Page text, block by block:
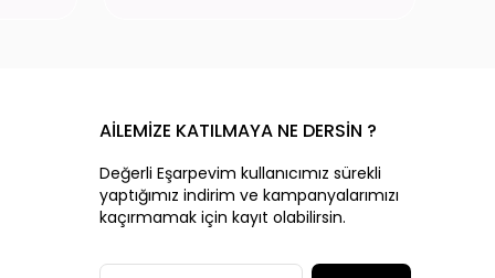
AİLEMİZE KATILMAYA NE DERSİN ?
Değerli Eşarpevim kullanıcımız sürekli
yaptığımız indirim ve kampanyalarımızı
kaçırmamak için kayıt olabilirsin.